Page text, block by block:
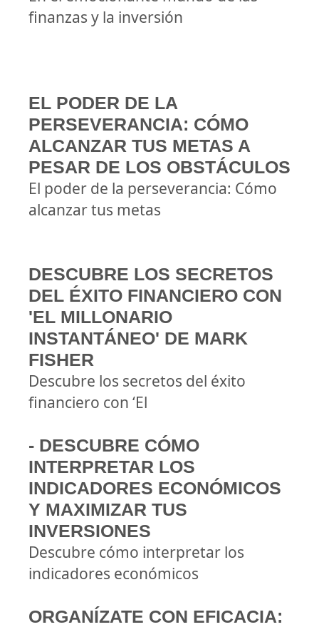
finanzas y la inversión
EL PODER DE LA
PERSEVERANCIA: CÓMO
ALCANZAR TUS METAS A
PESAR DE LOS OBSTÁCULOS
El poder de la perseverancia: Cómo
alcanzar tus metas
DESCUBRE LOS SECRETOS
DEL ÉXITO FINANCIERO CON
'EL MILLONARIO
INSTANTÁNEO' DE MARK
FISHER
Descubre los secretos del éxito
financiero con ‘El
- DESCUBRE CÓMO
INTERPRETAR LOS
INDICADORES ECONÓMICOS
Y MAXIMIZAR TUS
INVERSIONES
Descubre cómo interpretar los
indicadores económicos
ORGANÍZATE CON EFICACIA: